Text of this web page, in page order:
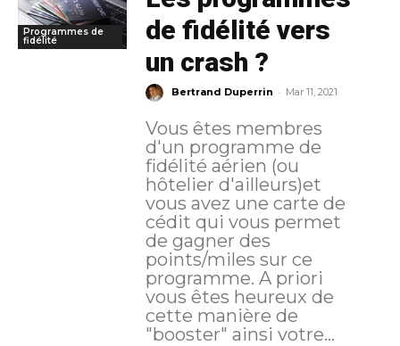
Programmes de
fidélité
de fidélité vers
un crash ?
Bertrand Duperrin - Mar 11, 2021
Vous êtes membres
d'un programme de
fidélité aérien (ou
hôtelier d'ailleurs)et
vous avez une carte de
cédit qui vous permet
de gagner des
points/miles sur ce
programme. A priori
vous êtes heureux de
cette manière de
"booster" ainsi votre...